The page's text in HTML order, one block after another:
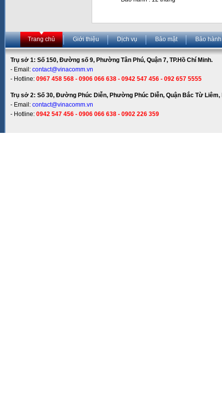
Trang chủ Giới thiệu Dịch vụ Bảo mật Bảo hành
Trụ sở 1: Số 150, Đường số 9, Phường Tân Phú, Quận 7, TP.Hồ Chí Minh.
- Email: contact@vinacomm.vn
- Hotline: 0967 458 568 - 0906 066 638 - 0942 547 456 - 092 657 5555
Trụ sở 2: Số 30, Đường Phúc Diễn, Phường Phúc Diễn, Quận Bắc Từ Liêm,
- Email: contact@vinacomm.vn
- Hotline: 0942 547 456 - 0906 066 638 - 0902 226 359